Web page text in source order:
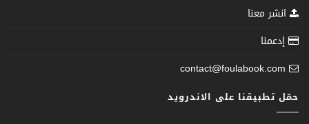
انشر معنا
إدعمنا
contact@foulabook.com
حمّل تطبيقنا على الاندرويد